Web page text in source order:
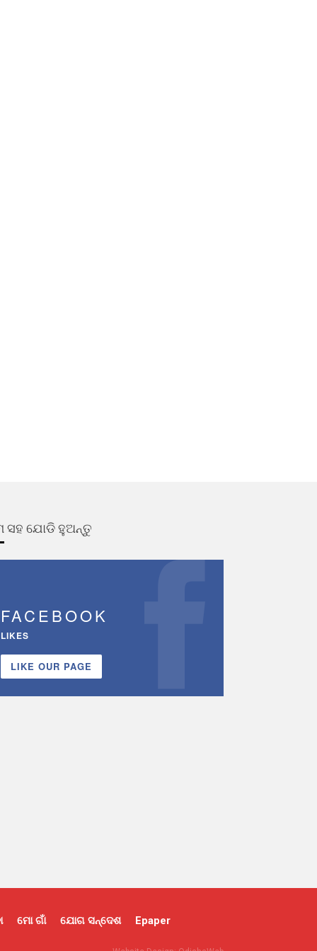
ସହ ଯୋଡି ହୁଅନ୍ତୁ
FACEBOOK
LIKES
LIKE OUR PAGE
ମୋ ଗାଁ ଯୋଗ ସନ୍ଦେଶ Epaper